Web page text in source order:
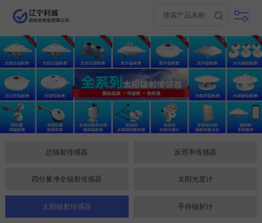
总辐射传感器 反照率传感器
四分量净全辐射传感器 太阳光度计
太阳辐射传感器 手持辐射计